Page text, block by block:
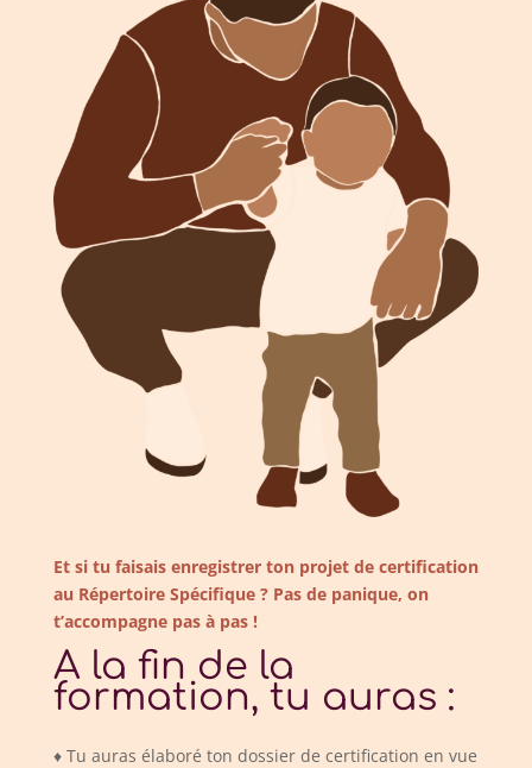
Et si tu faisais enregistrer ton projet de certification
au Répertoire Spécifique ? Pas de panique, on
t’accompagne pas à pas !
A la fin de la
formation, tu auras :
♦ Tu auras élaboré ton dossier de certification en vue